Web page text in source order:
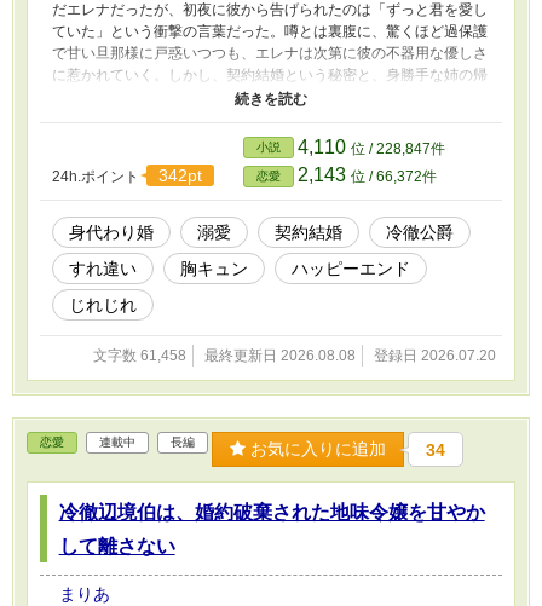
だエレナだったが、初夜に彼から告げられたのは「ずっと君を愛し
ていた」という衝撃の言葉だった。噂とは裏腹に、驚くほど過保護
で甘い旦那様に戸惑いつつも、エレナは次第に彼の不器用な優しさ
に惹かれていく。しかし、契約結婚という秘密と、身勝手な姉の帰
還が二人の関係に影を落とし始める。はたして二人の恋の行方は
――？ 繊細な心理描写で綴る、不器用な二人のじれったくも愛お
しい、すれ違い新婚ラブストーリー。
24h.ポイント 342pt
小説 4,110 位 / 228,847件
恋愛 2,143 位 / 66,372件
身代わり婚 溺愛 契約結婚
冷徹公爵
すれ違い
胸キュン
ハッピーエンド
じれじれ
文字数 61,458 最終更新日 2026.08.08 登録日 2026.07.20
恋愛 連載中 長編 お気に入りに追加 34
冷徹辺境伯は、婚約破棄された地味令嬢を甘やか
して離さない
まりあ